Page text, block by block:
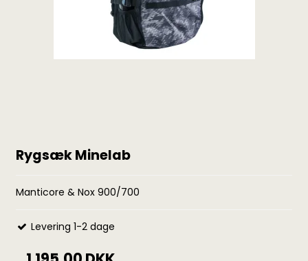
Rygsæk Minelab
Manticore & Nox 900/700
Levering 1-2 dage